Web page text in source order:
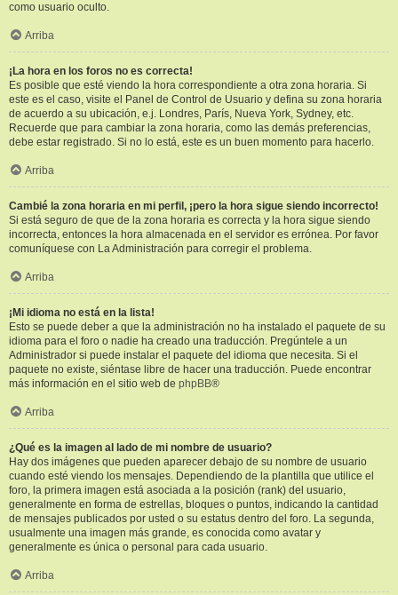
como usuario oculto.
Arriba
¡La hora en los foros no es correcta!
Es posible que esté viendo la hora correspondiente a otra zona horaria. Si
este es el caso, visite el Panel de Control de Usuario y defina su zona horaria
de acuerdo a su ubicación, e.j. Londres, París, Nueva York, Sydney, etc.
Recuerde que para cambiar la zona horaria, como las demás preferencias,
debe estar registrado. Si no lo está, este es un buen momento para hacerlo.
Arriba
Cambié la zona horaria en mi perfil, ¡pero la hora sigue siendo incorrecto!
Si está seguro de que de la zona horaria es correcta y la hora sigue siendo
incorrecta, entonces la hora almacenada en el servidor es errónea. Por favor
comuníquese con La Administración para corregir el problema.
Arriba
¡Mi idioma no está en la lista!
Esto se puede deber a que la administración no ha instalado el paquete de su
idioma para el foro o nadie ha creado una traducción. Pregúntele a un
Administrador si puede instalar el paquete del idioma que necesita. Si el
paquete no existe, siéntase libre de hacer una traducción. Puede encontrar
más información en el sitio web de phpBB®
Arriba
¿Qué es la imagen al lado de mi nombre de usuario?
Hay dos imágenes que pueden aparecer debajo de su nombre de usuario
cuando esté viendo los mensajes. Dependiendo de la plantilla que utilice el
foro, la primera imagen está asociada a la posición (rank) del usuario,
generalmente en forma de estrellas, bloques o puntos, indicando la cantidad
de mensajes publicados por usted o su estatus dentro del foro. La segunda,
usualmente una imagen más grande, es conocida como avatar y
generalmente es única o personal para cada usuario.
Arriba